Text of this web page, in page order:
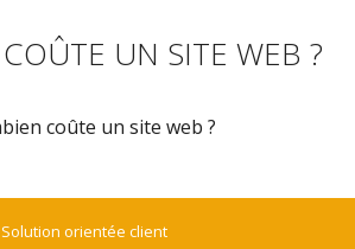
UN SITE WEB ?
coûte un site web ?
Solution orientée client